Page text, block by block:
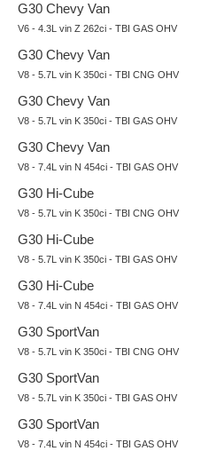
G30 Chevy Van
V6 - 4.3L vin Z 262ci - TBI GAS OHV
G30 Chevy Van
V8 - 5.7L vin K 350ci - TBI CNG OHV
G30 Chevy Van
V8 - 5.7L vin K 350ci - TBI GAS OHV
G30 Chevy Van
V8 - 7.4L vin N 454ci - TBI GAS OHV
G30 Hi-Cube
V8 - 5.7L vin K 350ci - TBI CNG OHV
G30 Hi-Cube
V8 - 5.7L vin K 350ci - TBI GAS OHV
G30 Hi-Cube
V8 - 7.4L vin N 454ci - TBI GAS OHV
G30 SportVan
V8 - 5.7L vin K 350ci - TBI CNG OHV
G30 SportVan
V8 - 5.7L vin K 350ci - TBI GAS OHV
G30 SportVan
V8 - 7.4L vin N 454ci - TBI GAS OHV